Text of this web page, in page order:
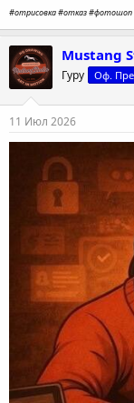
#отрисовка #отказ #фотошоп
Mustang
Гуру Оф.
11 Июл 2026